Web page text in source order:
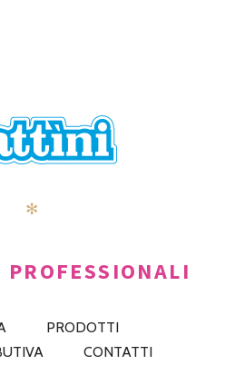
✻
PROFESSIONALI
PRODOTTI
CONTATTI